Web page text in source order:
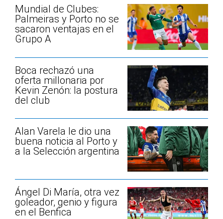
Mundial de Clubes:
Palmeiras y Porto no se
sacaron ventajas en el
Grupo A
Boca rechazó una
oferta millonaria por
Kevin Zenón: la postura
del club
Alan Varela le dio una
buena noticia al Porto y
a la Selección argentina
Ángel Di María, otra vez
goleador, genio y figura
en el Benfica